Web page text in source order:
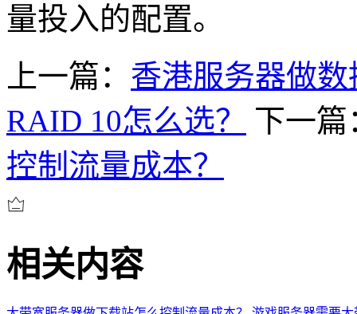
量投入的配置。
上一篇： 香港服务器做
RAID 10怎么选？
下一篇
控制流量成本？
相关内容